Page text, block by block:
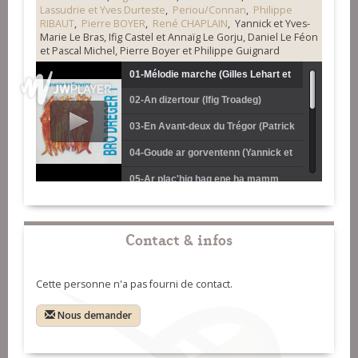
Lassudrie et Yves Durteste, Periou/Connan, Philippe
RIBAUT, Pierre BOYER, René CHAPLAIN, Yannick et Yves-
Marie Le Bras, Ifig Castel et Annaïg Le Gorju, Daniel Le Féon
et Pascal Michel, Pierre Boyer et Philippe Guignard
01-Mélodie marche (Gilles Lehart et
Gildas Moal)
02-An dizertour (Ifig Troadeg)
03-En Avant-deux du Trégor (Patrick
Lassudrie et Yves Durteste)
04-Goude ar gorventenn (Yannick et
Yves-Marie Le Bras)
05-Ar plac'hig hag ene ha mamm
(Ifig Castel et Annaïg Le Gorju)
06-Suite Plinn (ton simpl) (Daniel Le
Féon et Pascal Michel)
07-Suite Plinn (bal) (Daniel Le Féon
Féon et Pascal Michel)
09-Ar chaseer beuzet (Claude
Lintanf)
10-Marches du Trégor (Philippe
Contact & infos
Cette personne n'a pas fourni de contact.
Nous demander